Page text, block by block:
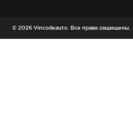
© 2026 Vincodeauto. Все права защищены.